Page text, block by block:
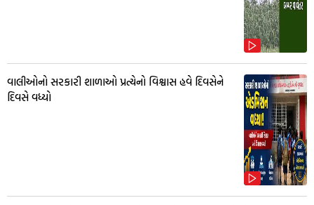
વાલીઓનો સરકારી શાળાઓ પ્રત્યેનો વિશ્વાસ હવે દિવસેને
દિવસે વધ્યો